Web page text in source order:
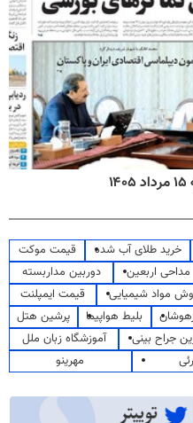
خرید طلای آب شده
قیمت موکت
مداحی اربعین
دوربین مداربسته
مواد شیمیایی
قیمت ایمپلنت
بلیط هواپیما
پرشین هتل
جراح بینی
آموزشگاه زبان ملل
مهرینو